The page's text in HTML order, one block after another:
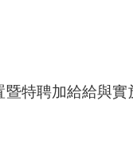
暨特聘加給給與實